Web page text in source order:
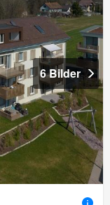
6 Bilder